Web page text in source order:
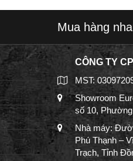
Mua hàng
CÔNG TY
MST:
Showroom
số 10,
Nhà máy:
Phú Thạnh –
Trạch, Tỉnh